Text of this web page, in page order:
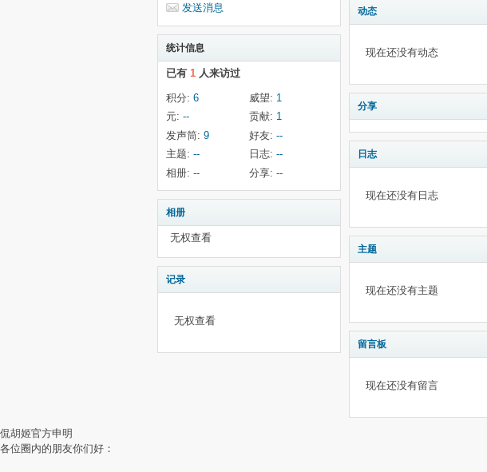
发送消息
统计信息
已有 1 人来访过
积分: 6 威望: 1
元: -- 贡献: 1
发声筒: 9 好友: --
主题: -- 日志: --
相册: -- 分享: --
相册
无权查看
记录
无权查看
动态
现在还没有动态
分享
日志
现在还没有日志
主题
现在还没有主题
留言板
现在还没有留言
侃胡姬官方申明
各位圈内的朋友你们好：